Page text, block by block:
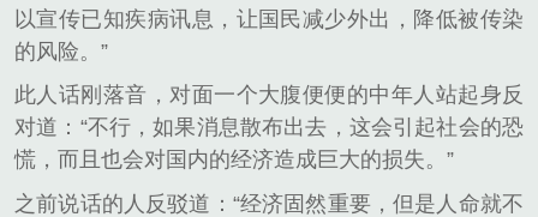
以宣传已知疾病讯息，让国民减少外出，降低被传染
的风险。”
此人话刚落音，对面一个大腹便便的中年人站起身反
对道：“不行，如果消息散布出去，这会引起社会的恐
慌，而且也会对国内的经济造成巨大的损失。”
之前说话的人反驳道：“经济固然重要，但是人命就不